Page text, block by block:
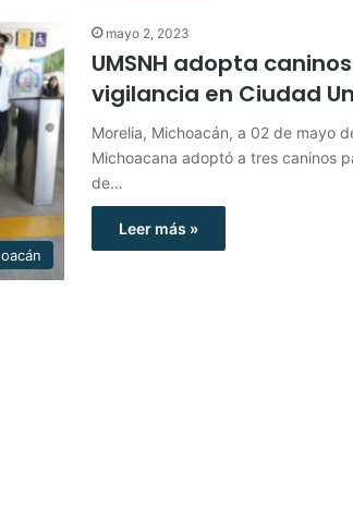
mayo 2, 2023
UMSNH adopta
vigilancia en Ciudad
Morelia, Michoacán, a 02 de mayo
Michoacana adoptó a tres caninos
de…
Leer más »